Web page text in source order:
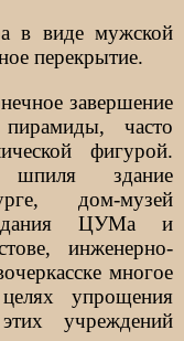
в виде мужской
перекрытие.
завершение
часто
фигурой.
шпиля здание
дом-музей
ЦУМа и
инженерно-
многое
упрощения
этих учреждений